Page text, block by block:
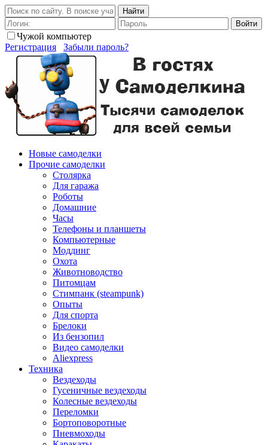
Найти
Войти
Чужой компьютер
Регистрация
Забыли пароль?
Новые самоделки
Прочие самоделки
Столярка
Для гаража
Роботы
Домашние
Часы
Телефоны и планшеты
Компьютерные
Моддинг
Охота
Животноводство
Питомцам
Стимпанк (steampunk)
Опыты
Для спорта
Брелоки
Из бензопил
Видео самоделки
Aliexpress
Техника
Вездеходы
Гусеничные вездеходы
Колесные вездеходы
Переломки
Бортоповоротные
Пневмоходы